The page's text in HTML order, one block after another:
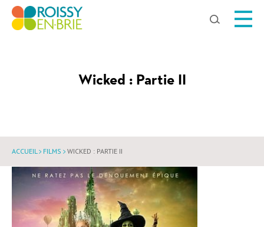
Chercher
Wicked : Partie II
ACCUEIL FILMS WICKED : PARTIE II